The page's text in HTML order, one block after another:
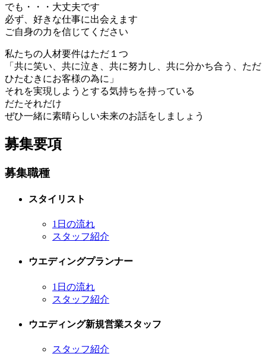
でも・・・大丈夫です
必ず、好きな仕事に出会えます
ご自身の力を信じてください
私たちの人材要件はただ１つ
「共に笑い、共に泣き、共に努力し、共に分かち合う、ただ
ひたむきにお客様の為に」
それを実現しようとする気持ちを持っている
だたそれだけ
ぜひ一緒に素晴らしい未来のお話をしましょう
募集要項
募集職種
スタイリスト
1日の流れ
スタッフ紹介
ウエディングプランナー
1日の流れ
スタッフ紹介
ウエディング新規営業スタッフ
スタッフ紹介